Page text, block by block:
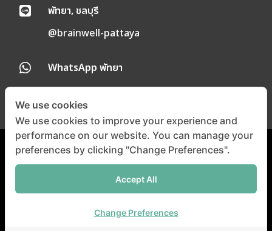

พัทยา, ชลบุรี
@brainwell-pattaya
 WhatsApp พัทยา
นโยบายความเป็นส่วนตัว|นโยบายคุกกี้
©Copyright 2024 |AllRight Reserved
Brainwell Medical
We use cookies
We use cookies to improve your experience and
performance on our website. You can manage your
preferences by clicking "Change Preferences".
Accept All
Change Preferences